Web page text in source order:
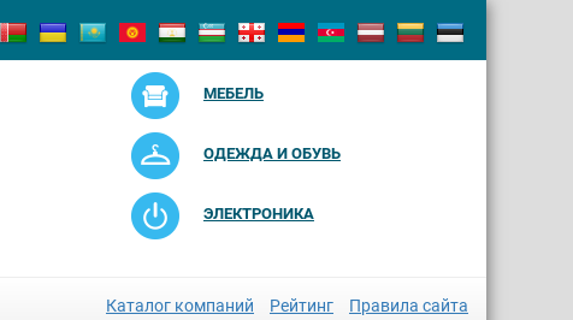
МЕБЕЛЬ
ОДЕЖДА И ОБУВЬ
ЭЛЕКТРОНИКА
Каталог компаний Рейтинг Правила сайта